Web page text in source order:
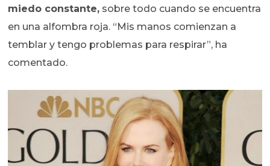
miedo constante, sobre todo cuando se encuentra
en una alfombra roja. “Mis manos comienzan a
temblar y tengo problemas para respirar”, ha
comentado.